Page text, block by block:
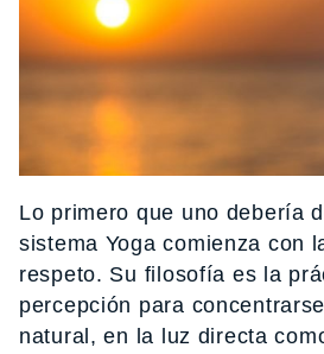
Lo primero que uno debería
sistema Yoga comienza con
respeto. Su filosofía es la
percepción para
natural, en la luz directa